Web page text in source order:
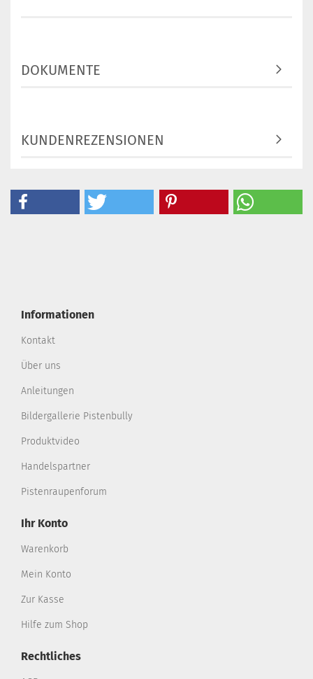
DOKUMENTE
KUNDENREZENSIONEN
Informationen
Kontakt
Über uns
Anleitungen
Bildergallerie Pistenbully
Produktvideo
Handelspartner
Pistenraupenforum
Ihr Konto
Warenkorb
Mein Konto
Zur Kasse
Hilfe zum Shop
Rechtliches